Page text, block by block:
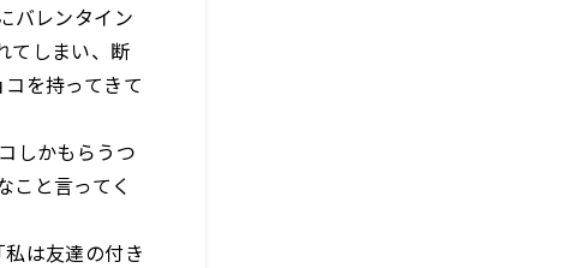
バレンタイン
てしまい、断
を持ってきて
しかもらうつ
こと言ってく
は友達の付き